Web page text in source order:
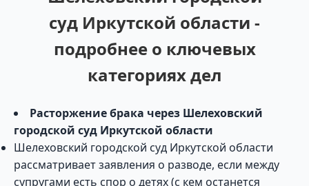
суд Иркутской области -
подробнее о ключевых
категориях дел
Расторжение брака через Шелеховский
городской суд Иркутской области
Шелеховский городской суд Иркутской области
рассматривает заявления о разводе, если между
супругами есть спор о детях (с кем останется